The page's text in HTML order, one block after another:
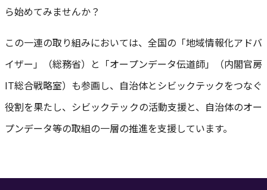
ら始めてみませんか？
この一連の取り組みにおいては、全国の「地域情報化アドバ
イザー」（総務省）と「オープンデータ伝道師」（内閣官房
IT総合戦略室）も参画し、自治体とシビックテックをつなぐ
役割を果たし、シビックテックの活動支援と、自治体のオー
プンデータ等の取組の一層の推進を支援しています。